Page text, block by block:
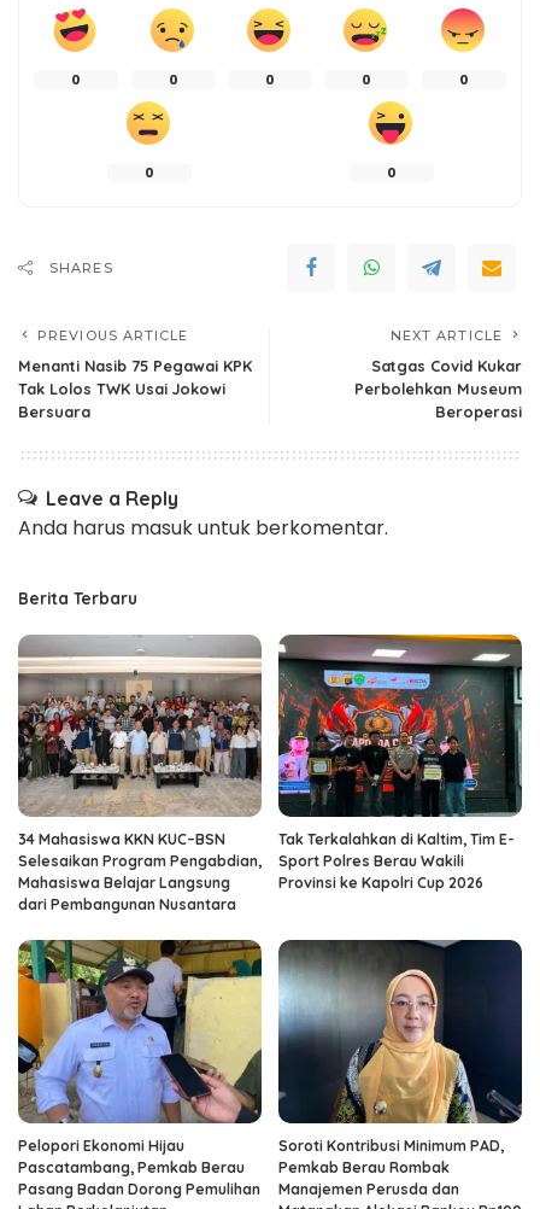
0 0 0 0 0
0 0
SHARES
PREVIOUS ARTICLE
Menanti Nasib 75 Pegawai KPK
Tak Lolos TWK Usai Jokowi
Bersuara
NEXT ARTICLE
Satgas Covid Kukar
Perbolehkan Museum
Beroperasi
Leave a Reply
Anda harus masukuntuk berkomentar.
Berita Terbaru
34 Mahasiswa KKN KUC–BSN
Selesaikan Program Pengabdian,
Mahasiswa Belajar Langsung
dari Pembangunan Nusantara
Tak Terkalahkan di Kaltim, Tim E-
Sport Polres Berau Wakili
Provinsi ke Kapolri Cup 2026
Pelopori Ekonomi Hijau
Pascatambang, Pemkab Berau
Pasang Badan Dorong Pemulihan
Soroti Kontribusi Minimum PAD,
Pemkab Berau Rombak
Manajemen Perusda dan